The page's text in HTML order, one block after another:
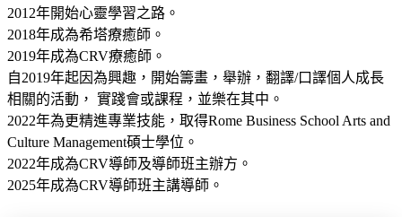
2012年開始心靈學習之路。
2018年成為希塔療癒師。
2019年成為CRV療癒師。
自2019年起因為興趣，開始籌畫，舉辦，翻譯/口譯個人成長
相關的活動， 實踐會或課程，並樂在其中。
2022年為更精進專業技能，取得Rome Business School Arts and
Culture Management碩士學位。
2022年成為CRV導師及導師班主辦方。
2025年成為CRV導師班主講導師。